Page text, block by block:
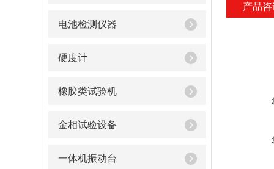
电池检测仪器
硬度计
橡胶类试验机
金相试验设备
一体机振动台
产品